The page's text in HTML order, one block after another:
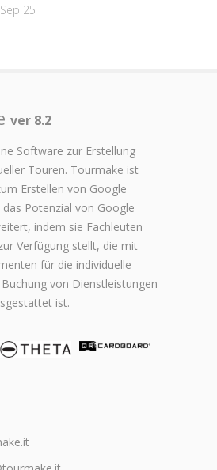
25
ver 8.2
Software zur Erstellung
Touren. Tourmake ist
Erstellen von Google
das Potenzial von Google
indem sie Fachleuten
Verfügung stellt, die mit
für die individuelle
von Dienstleistungen
ist.